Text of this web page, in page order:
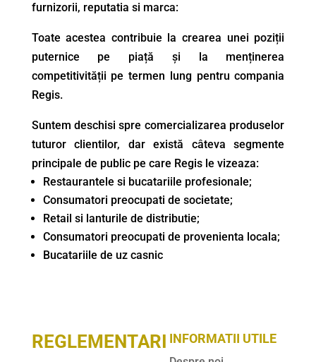
furnizorii, reputatia si marca:
Toate acestea contribuie la crearea unei poziții
puternice pe piață și la menținerea
competitivității pe termen lung pentru compania
Regis.
Suntem deschisi spre comercializarea produselor
tuturor clientilor, dar există câteva segmente
principale de public pe care Regis le vizeaza:
Restaurantele si bucatariile profesionale;
Consumatori preocupati de societate;
Retail si lanturile de distributie;
Consumatori preocupati de provenienta locala;
Bucatariile de uz casnic
REGLEMENTARI INFORMATII UTILE